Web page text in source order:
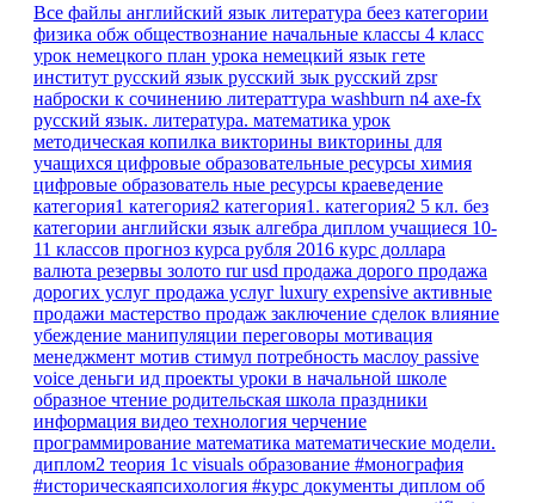
Все файлы английский язык литература беез категории
физика обж обществознание начальные классы 4 класс
урок немецкого план урока немецкий язык гете
институт русский язык русский зык русский zpsr
наброски к сочинению литераттура washburn n4 axe-fx
русский язык. литература. математика урок
методическая копилка викторины викторины для
учащихся цифровые образовательные ресурсы химия
цифровые образователь ные ресурсы краеведение
категория1 категория2 категория1. категория2 5 кл. без
категории английски язык алгебра диплом учащиеся 10-
11 классов прогноз курса рубля 2016 курс доллара
валюта резервы золото rurusd продажа дорого продажа
дорогих услуг продажа услуг luxury expensive активные
продажи мастерство продаж заключение сделок влияние
убеждение манипуляции переговоры мотивация
менеджмент мотив стимул потребность маслоу passive
voice деньги ид проекты уроки в начальной школе
образное чтение родительская школа праздники
информация видео технология черчение
программирование математика математические модели.
диплом2 теория 1с visuals образование #монография
#историческаяпсихология #курс документы диплом об